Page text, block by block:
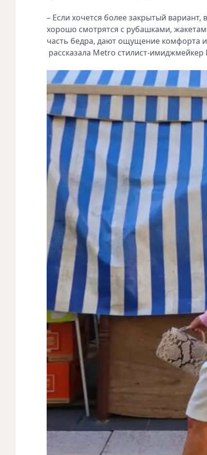
– Если хочется более закрытый
хорошо смотрятся с рубашками,
часть бедра, дают ощущение комфорта
рассказала Metro стилист-